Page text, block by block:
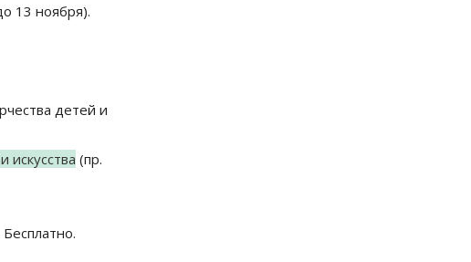
13 ноября).
детей и
(пр.